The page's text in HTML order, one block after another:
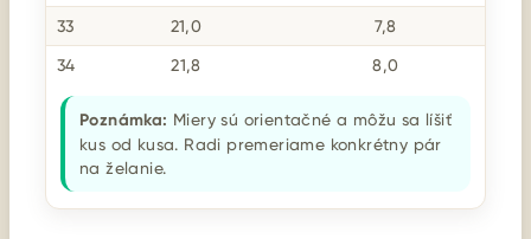
33 21,0 7,8
34 21,8 8,0
Poznámka: Miery sú orientačné a môžu sa líšiť
kus od kusa. Radi premeriame konkrétny pár
na želanie.